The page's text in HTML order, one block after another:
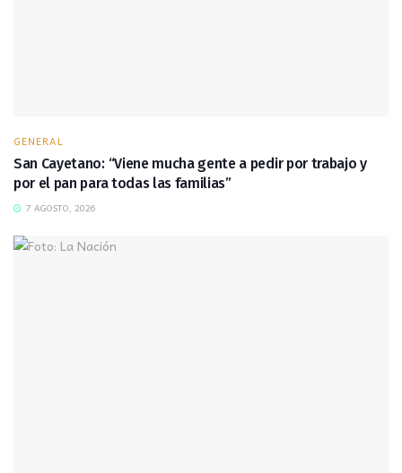
GENERAL
San Cayetano: “Viene mucha gente a pedir por trabajo y
por el pan para todas las familias”
7 AGOSTO, 2026